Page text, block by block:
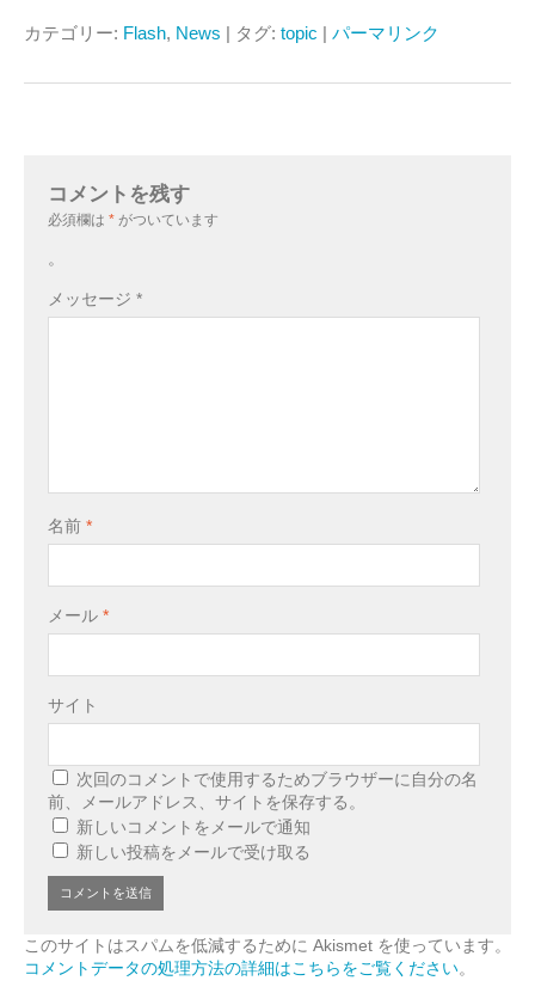
カテゴリー: Flash, News | タグ: topic | パーマリンク
コメントを残す
必須欄は * がついています
。
メッセージ *
名前 *
メール *
サイト
次回のコメントで使用するためブラウザーに自分の名
前、メールアドレス、サイトを保存する。
新しいコメントをメールで通知
新しい投稿をメールで受け取る
このサイトはスパムを低減するために Akismet を使っています。
コメントデータの処理方法の詳細はこちらをご覧ください。